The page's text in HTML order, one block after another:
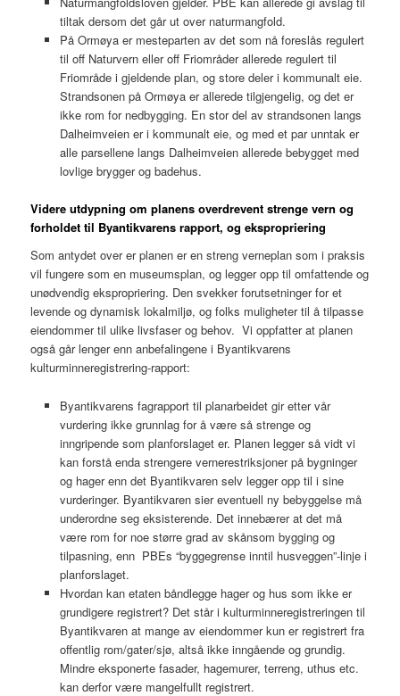
tiltak dersom det går ut over naturmangfold.
På Ormøya er mesteparten av det som nå foreslås regulert
til off Naturvern eller off Friområder allerede regulert til
Friområde i gjeldende plan, og store deler i kommunalt eie.
Strandsonen på Ormøya er allerede tilgjengelig, og det er
ikke rom for nedbygging. En stor del av strandsonen langs
Dalheimveien er i kommunalt eie, og med et par unntak er
alle parsellene langs Dalheimveien allerede bebygget med
lovlige brygger og badehus.
Videre utdypning om planens overdrevent strenge vern og
forholdet til Byantikvarens rapport, og ekspropriering
Som antydet over er planen er en streng verneplan som i praksis
vil fungere som en museumsplan, og legger opp til omfattende og
unødvendig ekspropriering. Den svekker forutsetninger for et
levende og dynamisk lokalmiljø, og folks muligheter til å tilpasse
eiendommer til ulike livsfaser og behov. Vi oppfatter at planen
også går lenger enn anbefalingene i Byantikvarens
kulturminneregistrering-rapport:
Byantikvarens fagrapport til planarbeidet gir etter vår
vurdering ikke grunnlag for å være så strenge og
inngripende som planforslaget er. Planen legger så vidt vi
kan forstå enda strengere vernerestriksjoner på bygninger
og hager enn det Byantikvaren selv legger opp til i sine
vurderinger. Byantikvaren sier eventuell ny bebyggelse må
underordne seg eksisterende. Det innebærer at det må
være rom for noe større grad av skånsom bygging og
tilpasning, enn PBEs “byggegrense inntil husveggen”-linje i
planforslaget.
Hvordan kan etaten båndlegge hager og hus som ikke er
grundigere registrert? Det står i kulturminneregistreringen til
Byantikvaren at mange av eiendommer kun er registrert fra
offentlig rom/gater/sjø, altså ikke inngående og grundig.
Mindre eksponerte fasader, hagemurer, terreng, uthus etc.
kan derfor være mangelfullt registrert.